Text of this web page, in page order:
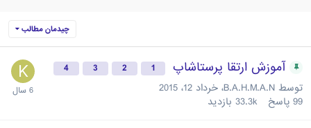
چیدمان مطالب
آموزش ارتقا پرستاشاپ 1
2
3
4
توسط B.A.H.M.A.N، خرداد 12، 2015
99 پاسخ 33.3k بازدید